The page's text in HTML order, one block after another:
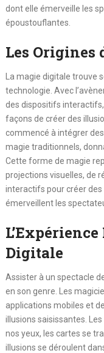
dont elle émerveille les
époustouflantes.
Les Origines
La magie digitale trouve
technologie. Avec
des dispositifs
façons de créer des
commencé à intégrer
magie traditionnels,
Cette forme de magie
projections visuelles, de
interactifs pour créer
émerveillent les
Digitale
Assister à un spectacle
en son genre. Les
applications mobiles et
illusions saisissantes.
nos yeux, les cartes se
illusions se déroulent